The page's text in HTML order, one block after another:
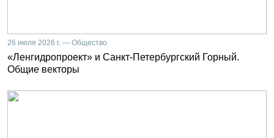
26 июля 2026 г. — Общество
«Ленгидропроект» и Санкт-Петербургский Горный.
Общие векторы